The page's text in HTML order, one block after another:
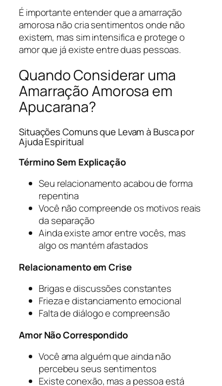
É importante entender que a amarração
amorosa não cria sentimentos onde não
existem, mas sim intensifica e protege o
amor que já existe entre duas pessoas.
Quando Considerar uma
Amarração Amorosa em
Apucarana?
Situações Comuns que Levam à Busca por
Ajuda Espiritual
Término Sem Explicação
Seu relacionamento acabou de forma
repentina
Você não compreende os motivos reais
da separação
Ainda existe amor entre vocês, mas
algo os mantém afastados
Relacionamento em Crise
Brigas e discussões constantes
Frieza e distanciamento emocional
Falta de diálogo e compreensão
Amor Não Correspondido
Você ama alguém que ainda não
percebeu seus sentimentos
Existe conexão, mas a pessoa está